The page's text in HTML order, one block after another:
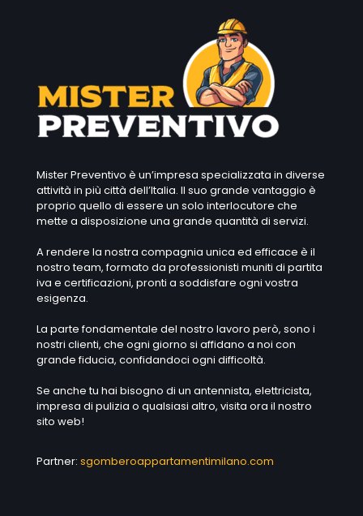
Mister Preventivo è un’impresa specializzata in diverse
attività in più città dell’Italia. Il suo grande vantaggio è
proprio quello di essere un solo interlocutore che
mette a disposizione una grande quantità di servizi.
A rendere la nostra compagnia unica ed efficace è il
nostro team, formato da professionisti muniti di partita
iva e certificazioni, pronti a soddisfare ogni vostra
esigenza.
La parte fondamentale del nostro lavoro però, sono i
nostri clienti, che ogni giorno si affidano a noi con
grande fiducia, confidandoci ogni difficoltà.
Se anche tu hai bisogno di un antennista, elettricista,
impresa di pulizia o qualsiasi altro, visita ora il nostro
sito web!
Partner: sgomberoappartamentimilano.com